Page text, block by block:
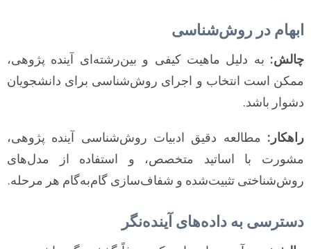
ابهام در روش‌شناسی
چالش: به دلیل ماهیت کیفی و بین‌رشته‌ای آینده پژوهی،
ممکن است انتخاب و اجرای روش‌شناسی برای دانشجویان
دشوار باشد.
راهکار: مطالعه دقیق ادبیات روش‌شناسی آینده پژوهی،
مشورت با اساتید متخصص، و استفاده از مدل‌های
روش‌شناختی تثبیت‌شده و شفاف‌سازی گام‌به‌گام هر مرحله.
دسترسی به داده‌های آینده‌نگر